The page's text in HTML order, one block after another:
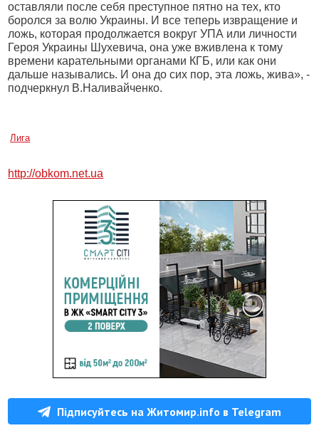
оставляли после себя преступное пятно на тех, кто
боролся за волю Украины. И все теперь извращение и
ложь, которая продолжается вокруг УПА или личности
Героя Украины Шухевича, она уже вживлена к тому
времени карательными органами КГБ, или как они
дальше назывались. И она до сих пор, эта ложь, жива», -
подчеркнул В.Наливайченко.
Лига
http://obkom.net.ua
Підписуйтесь на Житомир.info в Telegram